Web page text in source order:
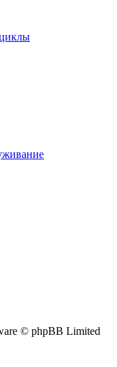
© phpBB Limited